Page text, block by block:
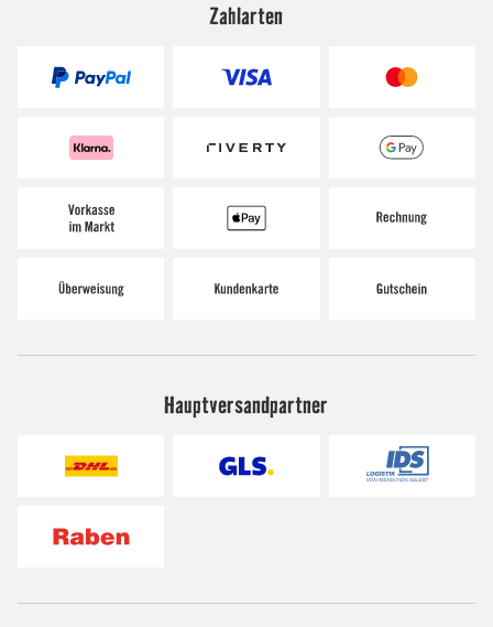
Zahlarten
Hauptversandpartner